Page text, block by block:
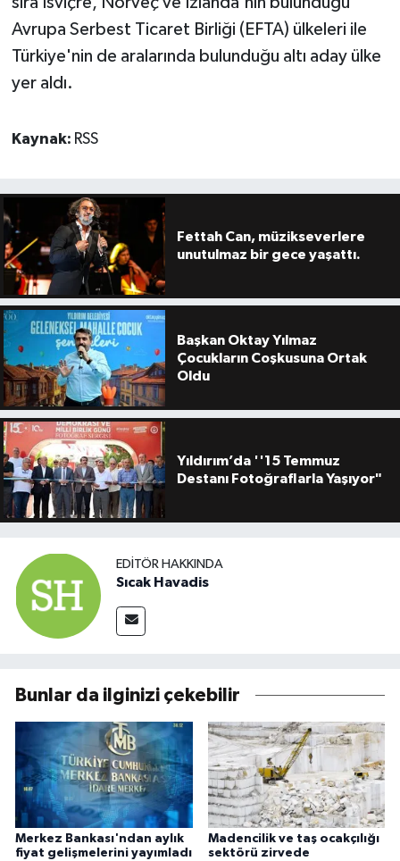
Avrupa Serbest Ticaret Birliği (EFTA) ülkeleri ile
Türkiye'nin de aralarında bulunduğu altı aday ülke
yer aldı.
Kaynak: RSS
Fettah Can, müzikseverlere
unutulmaz bir gece yaşattı.
Başkan Oktay Yılmaz
Çocukların Coşkusuna Ortak
Oldu
Yıldırım’da ''15 Temmuz
Destanı Fotoğraflarla Yaşıyor"
EDITÖR HAKKINDA
Sıcak Havadis
Bunlar da ilginizi çekebilir
Merkez Bankası'ndan aylık
fiyat gelişmelerini yayımladı
Madencilik ve taş ocakçılığı
sektörü zirvede